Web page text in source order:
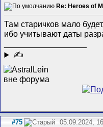
Re: Heroes of
Там старичков мало
ибо учитывают даты
✍
#75 05.09.2024,